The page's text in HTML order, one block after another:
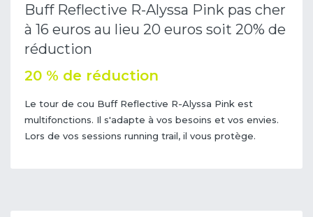
Buff Reflective R-Alyssa Pink pas cher
à 16 euros au lieu 20 euros soit 20% de
réduction
20 % de réduction
Le tour de cou Buff Reflective R-Alyssa Pink est
multifonctions. Il s'adapte à vos besoins et vos envies.
Lors de vos sessions running trail, il vous protège.